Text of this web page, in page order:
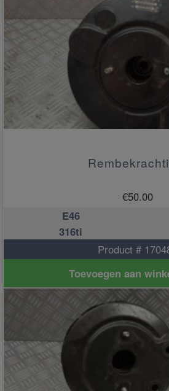
€50.00
E46
316ti
Product #
Toevoegen aan